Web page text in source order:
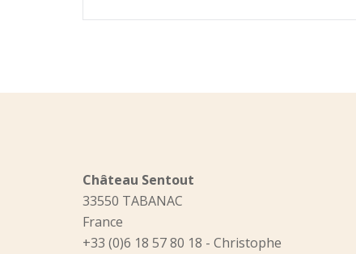
Château Sentout
33550 TABANAC
France
+33 (0)6 18 57 80 18 - Christophe